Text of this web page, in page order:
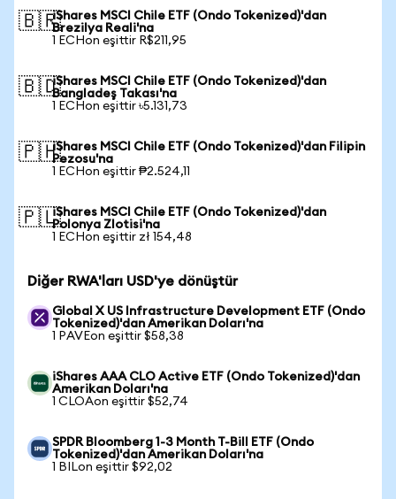
🇧🇷iShares MSCI Chile ETF (Ondo Tokenized)'dan
Brezilya Reali'na
1 ECHon eşittir R$211,95
🇧🇩iShares MSCI Chile ETF (Ondo Tokenized)'dan
Bangladeş Takası'na
1 ECHon eşittir ৳5.131,73
🇵🇭iShares MSCI Chile ETF (Ondo Tokenized)'dan Filipin
Pezosu'na
1 ECHon eşittir ₱2.524,11
🇵🇱iShares MSCI Chile ETF (Ondo Tokenized)'dan
Polonya Zlotisi'na
1 ECHon eşittir zł 154,48
Diğer RWA'ları USD'ye dönüştür
Global X US Infrastructure Development ETF (Ondo
Tokenized)'dan Amerikan Doları'na
1 PAVEon eşittir $58,38
iShares AAA CLO Active ETF (Ondo Tokenized)'dan
Amerikan Doları'na
1 CLOAon eşittir $52,74
SPDR Bloomberg 1-3 Month T-Bill ETF (Ondo
Tokenized)'dan Amerikan Doları'na
1 BILon eşittir $92,02